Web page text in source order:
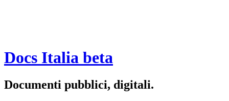
Docs Italia beta
Documenti pubblici, digitali.